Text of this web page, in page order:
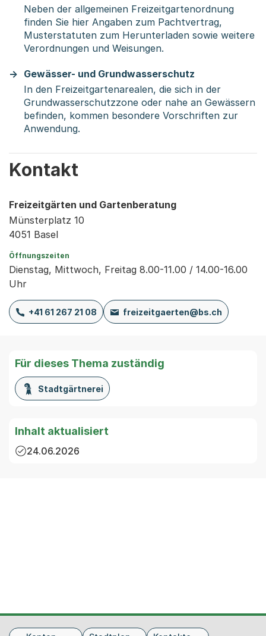
Neben der allgemeinen Freizeitgartenordnung
finden Sie hier Angaben zum Pachtvertrag,
Musterstatuten zum Herunterladen sowie weitere
Verordnungen und Weisungen.
Gewässer- und Grundwasserschutz
In den Freizeitgartenarealen, die sich in der
Grundwasserschutzzone oder nahe an Gewässern
befinden, kommen besondere Vorschriften zur
Anwendung.
Kontakt
Freizeitgärten und Gartenberatung
Münsterplatz 10
4051 Basel
Öffnungszeiten
Dienstag, Mittwoch, Freitag 8.00-11.00 / 14.00-16.00
Uhr
+41 61 267 21 08 freizeitgaerten@bs.ch
Für dieses Thema zuständig
Stadtgärtnerei
Inhalt aktualisiert
24.06.2026